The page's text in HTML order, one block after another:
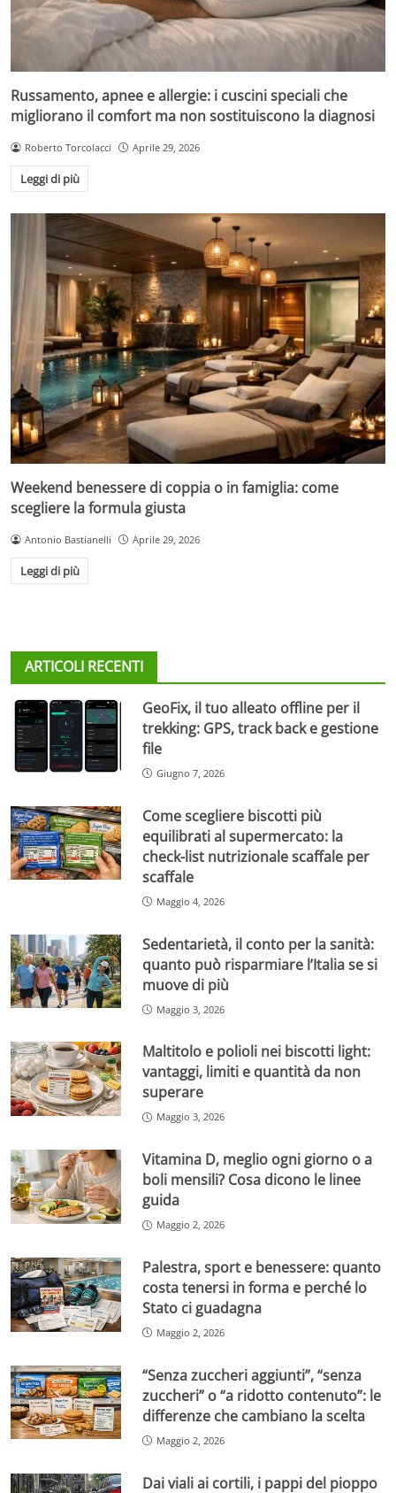
Russamento, apnee e allergie: i cuscini speciali che
migliorano il comfort ma non sostituiscono la diagnosi
Roberto Torcolacci Aprile 29, 2026
Leggi di più
Weekend benessere di coppia o in famiglia: come
scegliere la formula giusta
Antonio Bastianelli Aprile 29, 2026
Leggi di più
ARTICOLI RECENTI
GeoFix, il tuo alleato offline per il
trekking: GPS, track back e gestione
file
Giugno 7, 2026
Come scegliere biscotti più
equilibrati al supermercato: la
check-list nutrizionale scaffale per
scaffale
Maggio 4, 2026
Sedentarietà, il conto per la sanità:
quanto può risparmiare l’Italia se si
muove di più
Maggio 3, 2026
Maltitolo e polioli nei biscotti light:
vantaggi, limiti e quantità da non
superare
Maggio 3, 2026
Vitamina D, meglio ogni giorno o a
boli mensili? Cosa dicono le linee
guida
Maggio 2, 2026
Palestra, sport e benessere: quanto
costa tenersi in forma e perché lo
Stato ci guadagna
Maggio 2, 2026
“Senza zuccheri aggiunti”, “senza
zuccheri” o “a ridotto contenuto”: le
differenze che cambiano la scelta
Maggio 2, 2026
Dai viali ai cortili, i pappi del pioppo